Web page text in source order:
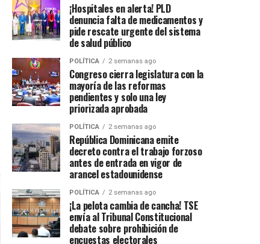
¡Hospitales en alerta! PLD
denuncia falta de medicamentos y
pide rescate urgente del sistema
de salud público
POLÍTICA 2 semanas ago
Congreso cierra legislatura con la
mayoría de las reformas
pendientes y solo una ley
priorizada aprobada
POLÍTICA 2 semanas ago
República Dominicana emite
decreto contra el trabajo forzoso
antes de entrada en vigor de
arancel estadounidense
POLÍTICA 2 semanas ago
¡La pelota cambia de cancha! TSE
envía al Tribunal Constitucional
debate sobre prohibición de
encuestas electorales